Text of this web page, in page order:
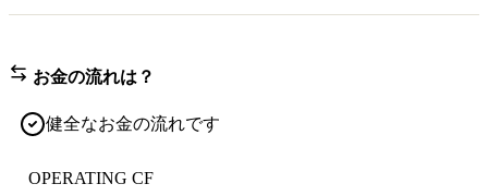
お金の流れは？
健全なお金の流れです
OPERATING CF